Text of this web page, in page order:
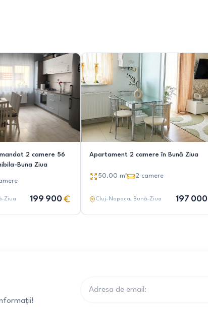
2 camere 56
Buna Ziua
Ziua 199 900
Apartament 2 camere în Bună Ziua
50.00 m² 2 camere
Cluj-Napoca, Bună-Ziua 197 000